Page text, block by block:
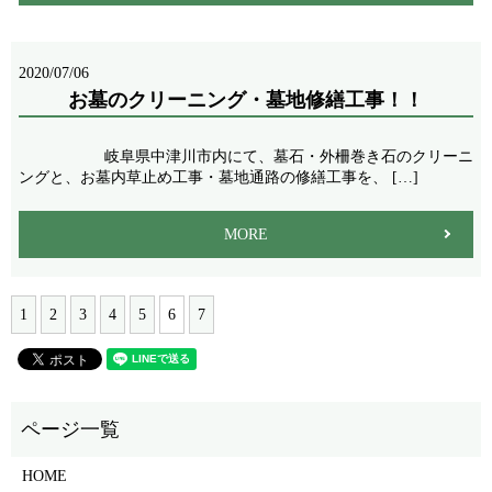
2020/07/06
お墓のクリーニング・墓地修繕工事！！
岐阜県中津川市内にて、墓石・外柵巻き石のクリーニ
ングと、お墓内草止め工事・墓地通路の修繕工事を、 […]
MORE
1 2 3 4 5 6 7
HOME